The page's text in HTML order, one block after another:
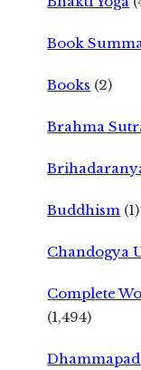
Book
Books (2)
Brahma
Buddhism (1)
Chandogya
Complete
(1,494)